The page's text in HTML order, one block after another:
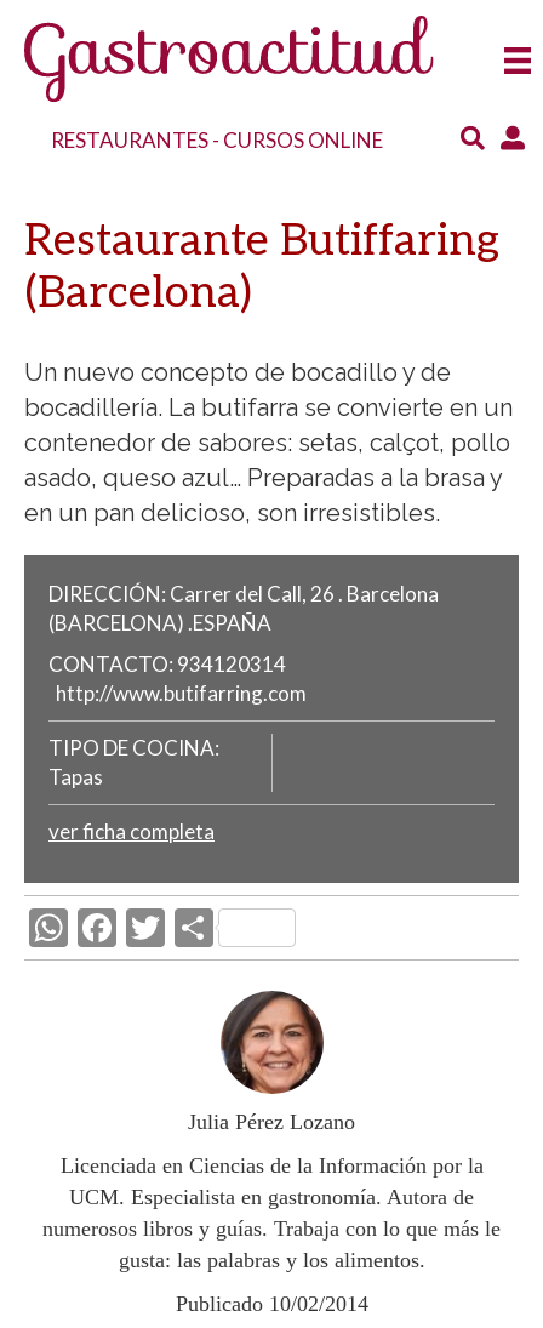
RESTAURANTES- CURSOS ONLINE
Restaurante Butiffaring
(Barcelona)
Un nuevo concepto de bocadillo y de
bocadillería. La butifarra se convierte en un
contenedor de sabores: setas, calçot, pollo
asado, queso azul… Preparadas a la brasa y
en un pan delicioso, son irresistibles.
DIRECCIÓN: Carrer del Call, 26 . Barcelona
(BARCELONA) .ESPAÑA
CONTACTO: 934120314
http://www.butifarring.com
TIPO DE COCINA:
Tapas
ver ficha completa
W
h
p
F
ac
k
T
w
C
o
m
p
ar
ti
r
Julia Pérez Lozano
Licenciada en Ciencias de la Información por la
UCM. Especialista en gastronomía. Autora de
numerosos libros y guías. Trabaja con lo que más le
gusta: las palabras y los alimentos.
Publicado 10/02/2014